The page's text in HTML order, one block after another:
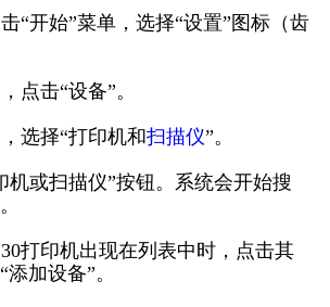
“开始”菜单，选择“设置”图标（齿
点击“设备”。
选择“打印机和扫描仪”。
机或扫描仪”按钮。系统会开始搜
打印机出现在列表中时，点击其
加设备”。